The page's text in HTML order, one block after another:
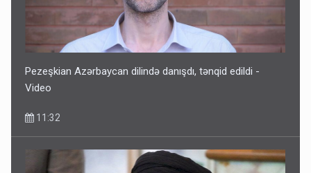
Pezeşkian Azərbaycan dilində danışdı, tənqid edildi -
Video
11:32